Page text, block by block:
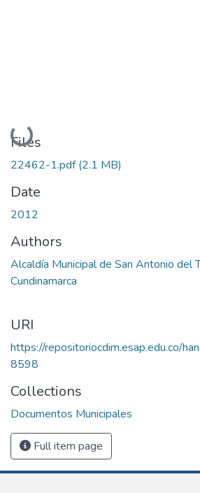
Loading...
Files
22462-1.pdf(2.1 MB)
Date
2012
Authors
Alcaldía Municipal de San Antonio del
Cundinamarca
URI
https://repositoriocdim.esap.edu.co/
8598
Collections
Documentos Municipales
Full item page